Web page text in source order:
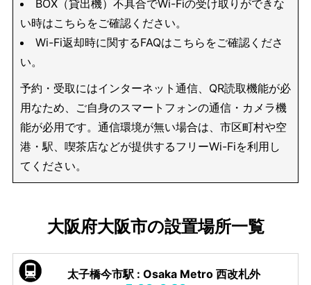
BOX（貸出機）不具合でWi-Fiの受け取りができな
い時はこちらをご確認ください。
Wi-Fi返却時に関するFAQはこちらをご確認くださ
い。
予約・受取にはインターネット通信、QR読取機能が必
用なため、ご自身のスマートフォンの通信・カメラ機
能が必用です。通信環境が無い場合は、市区町村や空
港・駅、喫茶店などが提供するフリーWi-Fiを利用し
てください。
大阪府大阪市の設置場所一覧
太子橋今市駅 : Osaka Metro 西改札外